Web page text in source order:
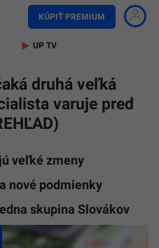
KÚPIŤ PREMIUM
UP TV
druhá veľká
varuje pred
veľké zmeny
nové podmienky
skupina Slovákov